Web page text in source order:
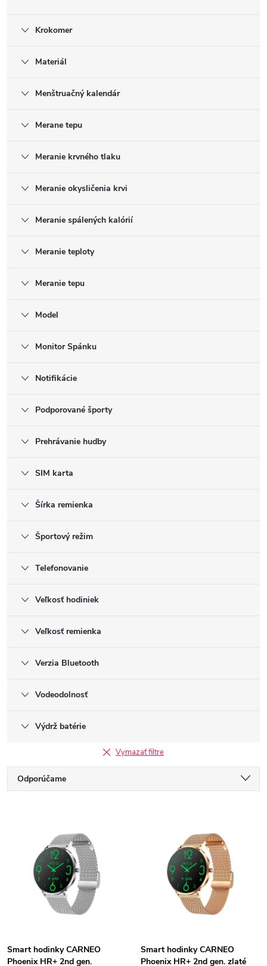
Krokomer
Materiál
Menštruačný kalendár
Merane tepu
Meranie krvného tlaku
Meranie okysličenia krvi
Meranie spálených kalórií
Meranie teploty
Meranie tepu
Model
Monitor Spánku
Notifikácie
Podporované športy
Prehrávanie hudby
SIM karta
Šírka remienka
Športový režim
Telefonovanie
Veľkosť hodiniek
Veľkosť remienka
Verzia Bluetooth
Vodeodolnosť
Výdrž batérie
Vymazať filtre
R
Odporúčame
Najpredávanejšie
Abecedne
s
Smart hodinky CARNEO
Phoenix HR+ 2nd gen.
Smart hodinky CARNEO
Phoenix HR+ 2nd gen. zlaté